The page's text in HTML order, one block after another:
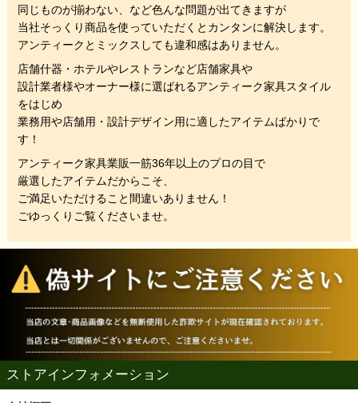
同じものが揃わない、 など色んな問題が出てきますが
当社そっくり商品を使っていただくと カンタンに解決します。
アンティークとミックスしても違和感はありません。
店舗什器・ホテルやレストランなど店舗家具や
設計業者様やオーナー様に選ばれるアンティーク家具スタイル
をはじめ
業務用や店舗用・設計デザイン用に適したアイテムばかりで
す！
アンティーク家具業販一筋36年以上のプロの目で
厳選したアイテムだからこそ、
ご満足いただけること間違いありません！
ごゆっくりご覧くださいませ。
ストアインフォメーション